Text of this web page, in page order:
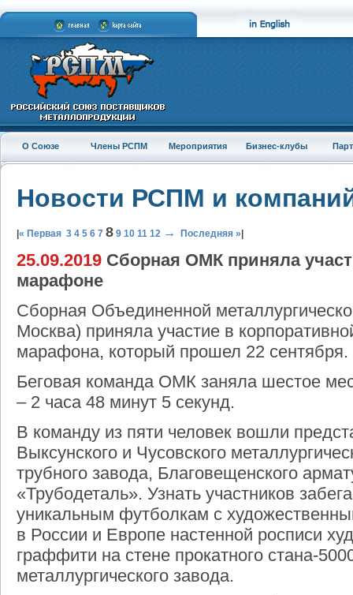
О Союзе Члены РСПМ Мероприятия Бизнес-клубы
Новости РСПМ и
« Первая 3 4 5 6 7 8 9 10 11 12 → Последняя »
25.09.2019 Сборная ОМК приняла
марафоне
Сборная Объединенной
Москва) приняла участие в
марафона, который прошел 22 сентября.
Беговая команда ОМК заняла шестое
– 2 часа 48 минут 5 секунд.
В команду из пяти человек вошли
Выксунского и Чусовского
трубного завода, Благовещенского
«Трубодеталь». Узнать участников
уникальным футболкам с
в России и Европе настенной росписи
граффити на стене прокатного стана-
металлургического завода.